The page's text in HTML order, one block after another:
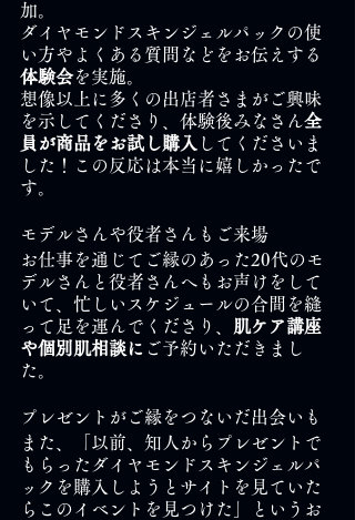
加。
ダイヤモンドスキンジェルパックの使
い方やよくある質問などをお伝えする
体験会を実施。
想像以上に多くの出店者さまがご興味
を示してくださり、体験後みなさん全
員が商品をお試し購入 してくださいま
した！この反応は本当に嬉しかったで
す。
モデルさんや役者さんもご来場
お仕事を通じてご縁のあった20代のモ
デルさんと役者さんへもお声けをして
いて、忙しいスケジュールの合間を縫
って足を運んでくださり、
肌ケア講座
や個別肌相談に ご予約いただきまし
た。
プレゼントがご縁をつないだ出会いも
また、「以前、知人からプレゼントで
もらったダイヤモンドスキンジェルパ
ックを購入しようとサイトを見ていた
らこのイベントを見つけた」というお